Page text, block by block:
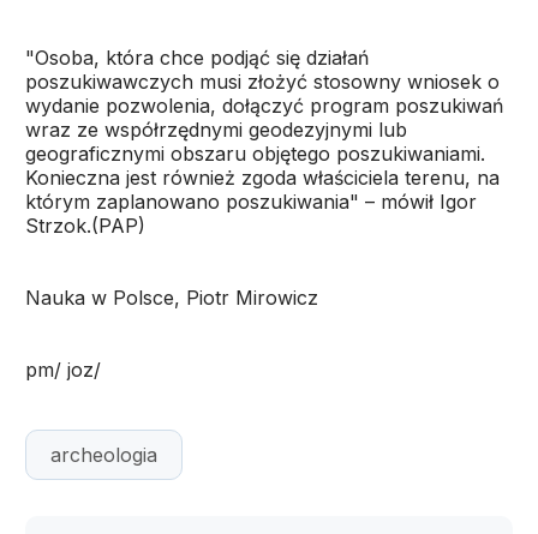
"Osoba, która chce podjąć się działań
poszukiwawczych musi złożyć stosowny wniosek o
wydanie pozwolenia, dołączyć program poszukiwań
wraz ze współrzędnymi geodezyjnymi lub
geograficznymi obszaru objętego poszukiwaniami.
Konieczna jest również zgoda właściciela terenu, na
którym zaplanowano poszukiwania" – mówił Igor
Strzok.(PAP)
Nauka w Polsce, Piotr Mirowicz
pm/ joz/
archeologia